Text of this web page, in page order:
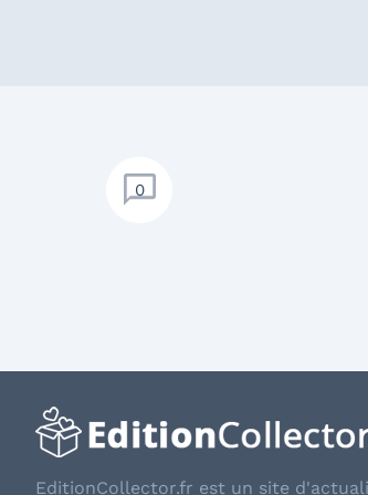
0
EditionCollector.fr est un site